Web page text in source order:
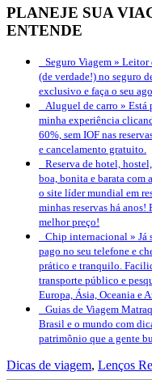
PLANEJE SUA
ENTENDE
Seguro Viagem » Leitor
(de verdade!) no seguro
exclusivo e faça o seu
Aluguel de carro » Está
minha experiência
60%, sem IOF nas
e cancelamento gratuito.
Reserva de hotel,
boa, bonita e barata com
o site líder mundial em
minhas reservas há anos!
melhor preço!
Chip internacional » Já
pago no seu telefone e
prático e tranquilo.
transporte público e
Europa, Ásia, Oceania e
Guias de Viagem
Brasil e o mundo com
patrimônio que a gente
Dicas de viagem, Lenços